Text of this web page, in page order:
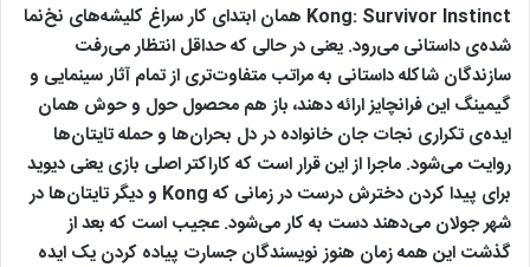
Kong: Survivor Instinct همان ابتدای کار سراغ کلیشه‌های نخ‌نما
شده‌ی داستانی می‌رود. یعنی در حالی که حداقل انتظار می‌رفت
سازندگان شاکله داستانی به مراتب متفاوت‌تری از تمام آثار سینمایی و
گیمینگ این فرانچایز ارائه دهند، باز هم محصول حول و حوش همان
ایده‌ی تکراری نجات جان خانواده در دل بحران‌ها و حمله تایتان‌ها
روایت می‌شود. ماجرا از این قرار است که کاراکتر اصلی بازی یعنی دیوید
برای پیدا کردن دخترش درست در زمانی که Kong و دیگر تایتان‌ها در
شهر جولان می‌دهند دست به کار می‌شود. عجیب است که بعد از
گذشت این همه زمان هنوز نویسندگان جسارت پیاده کردن یک ایده